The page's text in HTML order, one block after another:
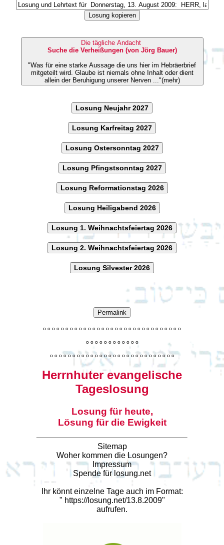
Losung kopieren
Die tägliche Andacht
Suche die Verheißungen (von Jörg Bauer)
"Was für eine starke Aussage die uns hier im Hebräerbrief
mitgeteilt wird. Glaube ist niemals ohne Inhalt oder dient
allein der Beruhigung unserer Nerven ..."(mehr)
Losung Neujahr 2027
Losung Karfreitag 2027
Losung Ostersonntag 2027
Losung Pfingstsonntag 2027
Losung Reformationstag 2026
Losung Heiligabend 2026
Losung 1. Weihnachtsfeiertag 2026
Losung 2. Weihnachtsfeiertag 2026
Losung Silvester 2026
Permalink
o o o o o o o o o o o o o o o o o o o o o o o o o o o o o o o
o o o o o o o o o o o o
o o o o o o o o o o o o o o o o o o o o o o o o o o o o
Herrnhuter evangelische
Tageslosung
Losung für heute,
Lösung für die Ewigkeit
Sitemap
Woher kommen die Losungen?
Impressum
Spende für losung.net
Ihr könnt einzelne Tage auch im Format:
" https://losung.net/13.8.2009"
aufrufen.